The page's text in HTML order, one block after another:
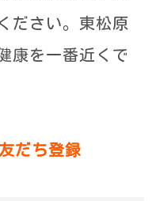
ださい。東松原
康を一番近くで
だち登録